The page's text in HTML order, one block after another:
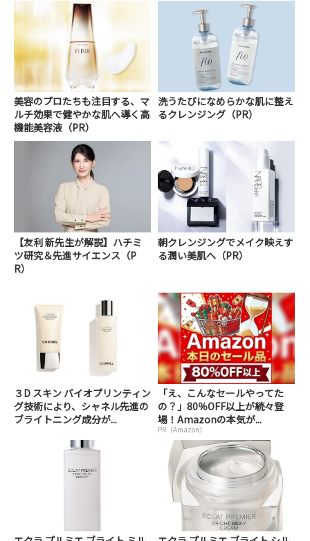
美容のプロたちも注目する、マ
ルチ効果で健やかな肌へ導く高
機能美容液（PR）
洗うたびになめらかな肌に整え
るクレンジング（PR）
【友利 新先生が解説】ハチミ
ツ研究＆先進サイエンス（P
R）
朝クレンジングでメイク映えす
る潤い美肌へ（PR）
３D スキン バイオプリンティン
グ技術により、シャネル先進の
ブライトニング成分が...
「え、こんなセールやってた
の？」80％OFF以上が続々登
場！Amazonの本気が...
PR（Amazon）